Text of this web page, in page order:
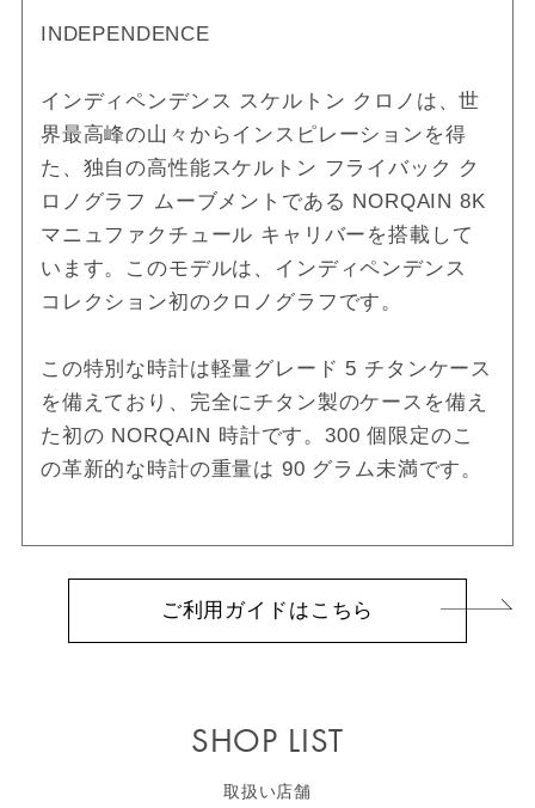
INDEPENDENCE
インディペンデンス スケルトン クロノは、世
界最高峰の山々からインスピレーションを得
た、独自の高性能スケルトン フライバック ク
ロノグラフ ムーブメントである NORQAIN 8K
マニュファクチュール キャリバーを搭載して
います。このモデルは、インディペンデンス
コレクション初のクロノグラフです。
この特別な時計は軽量グレード 5 チタンケース
を備えており、完全にチタン製のケースを備え
た初の NORQAIN 時計です。300 個限定のこ
の革新的な時計の重量は 90 グラム未満です。
ご利用ガイドはこちら
SHOP LIST
取扱い店舗